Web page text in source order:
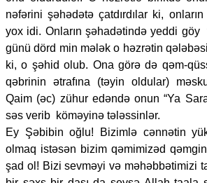
nəfərini şəhədətə çatdırdılar ki,
yox idi. Onların şəhadətində yeddi göy
günü dörd min mələk o həzrətin
ki, o şəhid olub. Ona görə də qəm-
qəbrinin ətrafına (təyin oldular)
Qaim (əc) zühur edəndə onun “Ya
səs verib köməyinə tələssinlər.
Ey Şəbibin oğlu! Bizimlə cənnətin
olmaq istəsən bizim qəmimizəd qəmgin,
şad ol! Bizi sevməyi və məhəbbətimizi